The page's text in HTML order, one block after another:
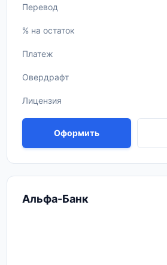
Перевод
% на остаток
Платеж
Овердрафт
Лицензия
Оформить
Альфа-Банк